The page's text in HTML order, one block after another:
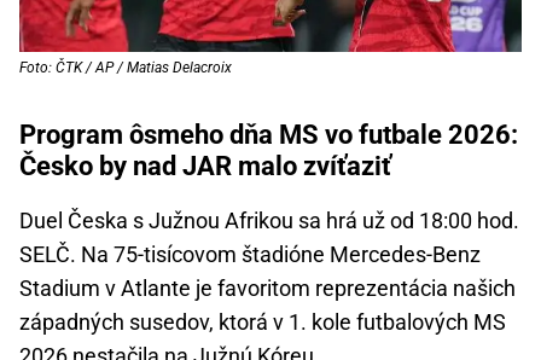
Foto: ČTK / AP / Matias Delacroix
Program ôsmeho dňa MS vo futbale 2026:
Česko by nad JAR malo zvíťaziť
Duel Česka s Južnou Afrikou sa hrá už od 18:00 hod.
SELČ. Na 75-tisícovom štadióne Mercedes-Benz
Stadium v Atlante je favoritom reprezentácia našich
západných susedov, ktorá v 1. kole futbalových MS